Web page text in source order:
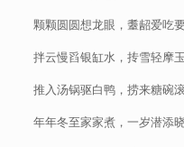
颗颗圆圆想龙眼，耋龆爱吃要
拌云慢舀银缸水，抟雪轻摩玉
推入汤锅驱白鸭，捞来糖碗滚
年年冬至家家煮，一岁潜添